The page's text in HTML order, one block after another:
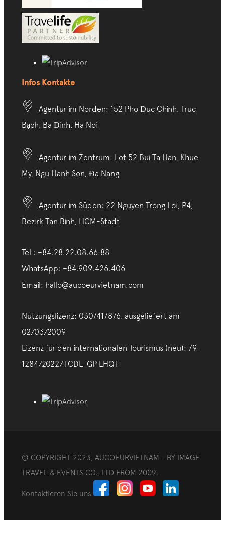
Infos Kontakte
Agentur im Norden: 152 Pho Đuc Chinh, Truc
Bạch, Ba Đinh, Ha Noi
Agentur im Zentrum: Lot 52 Bui Ta Han, Khue
My, Ngu Hanh Son, Đa Nang
Agentur im Süden: 22 Nguyen Trong Loi, P4,
Bezirk Tan Binh, HCM-Stadt
Tel : +84.28.22.08.66.88
WhatsApp: +84.909.426.406
Email: hallo@aucoeurvietnam.com
Nutzungslizenz: 0307417876, ausgeliefert am
02/03/2009
Lizenz für den internationalen Tourismus (neu): 79-
1284/2022/TCDL-GP LHQT
© COPYRIGHT 2023, AUCOEURVIETNAM - BY IMAGE
TRAVEL & EVENTS CO., LTD FROM 2009.
Kontaktieren Sie uns